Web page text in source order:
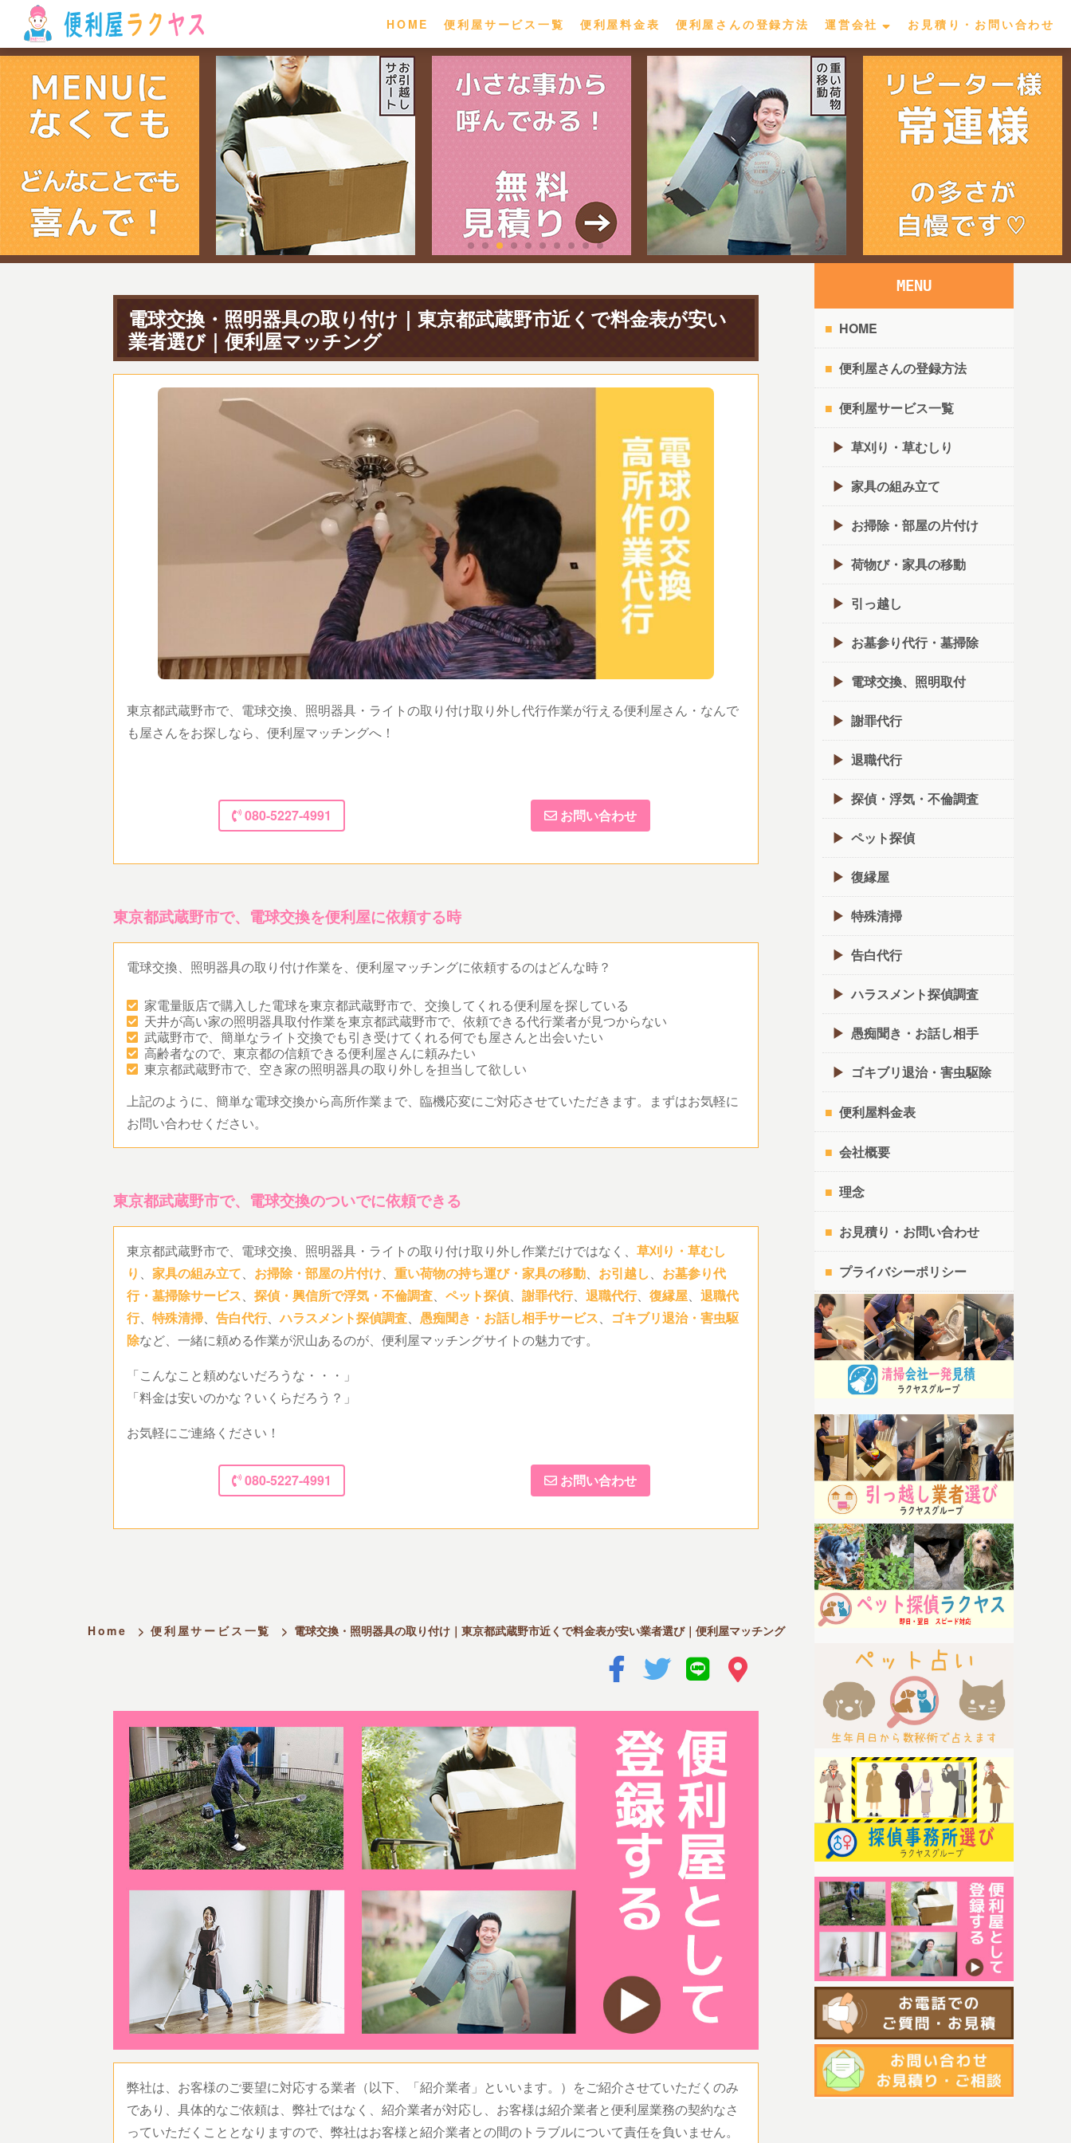
HOME 便利屋サービス一覧 便利屋料金表 便利屋さんの登録方法 運営会社 お見積り・お問い合わせ
電球交換・照明器具の取り付け｜東京都武蔵野市近くで料金表が安い
業者選び｜便利屋マッチング
東京都武蔵野市で、電球交換、照明器具・ライトの取り付け取り外し代行作業が行える便利屋さん・なんで
も屋さんをお探しなら、便利屋マッチングへ！
080-5227-4991 お問い合わせ
東京都武蔵野市で、電球交換を便利屋に依頼する時
電球交換、照明器具の取り付け作業を、便利屋マッチングに依頼するのはどんな時？
家電量販店で購入した電球を東京都武蔵野市で、交換してくれる便利屋を探している
天井が高い家の照明器具取付作業を東京都武蔵野市で、依頼できる代行業者が見つからない
武蔵野市で、簡単なライト交換でも引き受けてくれる何でも屋さんと出会いたい
高齢者なので、東京都の信頼できる便利屋さんに頼みたい
東京都武蔵野市で、空き家の照明器具の取り外しを担当して欲しい
上記のように、簡単な電球交換から高所作業まで、臨機応変にご対応させていただきます。まずはお気軽に
お問い合わせください。
東京都武蔵野市で、電球交換のついでに依頼できる
東京都武蔵野市で、電球交換、照明器具・ライトの取り付け取り外し作業だけではなく、 草刈り・草むし
り 、 家具の組み立て、 お掃除・部屋の片付け、 重い荷物の持ち運び・家具の移動、 お引越し、 お墓参り代
行・墓掃除サービス、 探偵・興信所で浮気・不倫調査、 ペット探偵、 謝罪代行、 退職代行、 復縁屋、 退職代
行、 特殊清掃、 告白代行、ハラスメント探偵調査、 愚痴聞き・お話し相手サービス、 ゴキブリ退治・害虫駆
除など、一緒に頼める作業が沢山あるのが、便利屋マッチングサイトの魅力です。
「こんなこと頼めないだろうな・・・」
「料金は安いのかな？いくらだろう？」
お気軽にご連絡ください！
080-5227-4991 お問い合わせ
Home > 便利屋サービス一覧 > 電球交換・照明器具の取り付け｜東京都武蔵野市近くで料金表が安い業者選び｜便利屋マッチング
弊社は、お客様のご要望に対応する業者（以下、「紹介業者」といいます。）をご紹介させていただくのみ
であり、具体的なご依頼は、弊社ではなく、紹介業者が対応し、お客様は紹介業者と便利屋業務の契約なさ
っていただくこととなりますので、弊社はお客様と紹介業者との間のトラブルについて責任を負いません。
MENU
HOME
便利屋さんの登録方法
便利屋サービス一覧
草刈り・草むしり
家具の組み立て
お掃除・部屋の片付け
荷物び・家具の移動
引っ越し
お墓参り代行・墓掃除
電球交換、照明取付
謝罪代行
退職代行
探偵・浮気・不倫調査
ペット探偵
復縁屋
特殊清掃
告白代行
ハラスメント探偵調査
愚痴聞き・お話し相手
ゴキブリ退治・害虫駆除
便利屋料金表
会社概要
理念
お見積り・お問い合わせ
プライバシーポリシー